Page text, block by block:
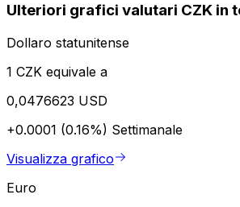
Ulteriori grafici valutari CZK in
Dollaro statunitense
1 CZK equivale a
0,0476623 USD
+0.0001 (0.16%) Settimanale
Visualizza grafico
Euro